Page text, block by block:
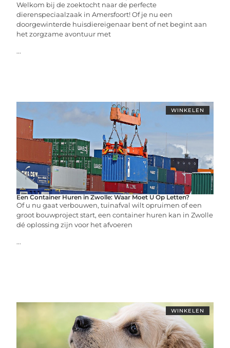
Welkom bij de zoektocht naar de perfecte
dierenspeciaalzaak in Amersfoort! Of je nu een
doorgewinterde huisdiereigenaar bent of net begint aan
het zorgzame avontuur met
...
WINKELEN
Een Container Huren in Zwolle: Waar Moet U Op Letten?
Of u nu gaat verbouwen, tuinafval wilt opruimen of een
groot bouwproject start, een container huren kan in Zwolle
dé oplossing zijn voor het afvoeren
...
WINKELEN